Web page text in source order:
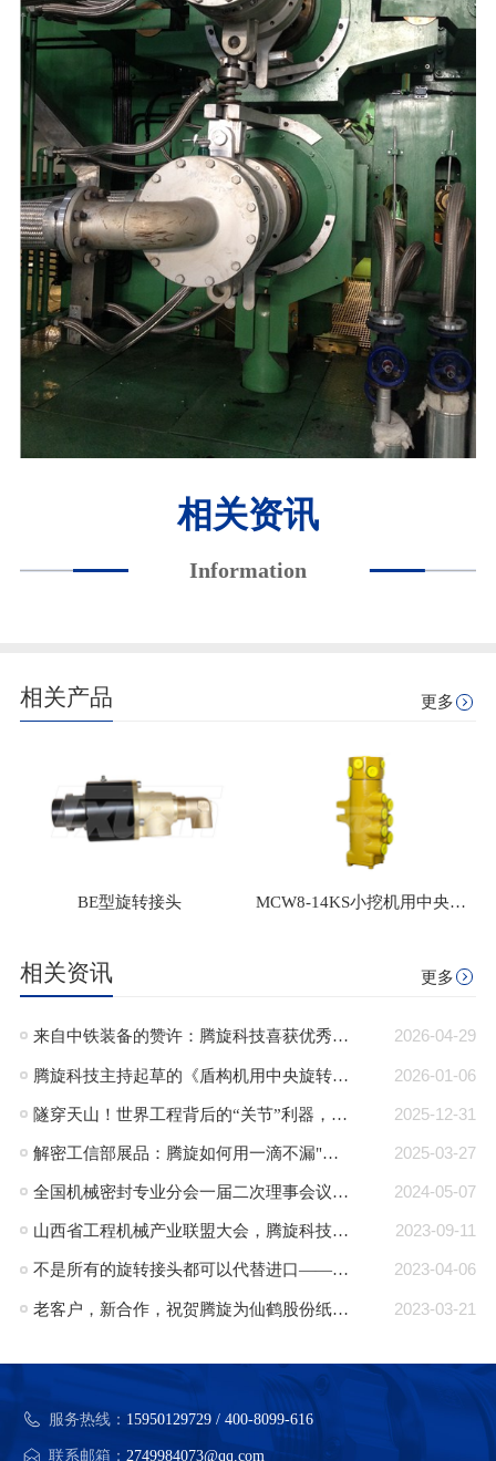
相关资讯
Information
相关产品 更多
BE型旋转接头 MCW8-14KS小挖机用中央回转接头
相关资讯 更多
2026-04-29
来自中铁装备的赞许：腾旋科技喜获优秀供应商奖+质量标杆奖
2026-01-06
腾旋科技主持起草的《盾构机用中央旋转接头》行业标准正式发布
2025-12-31
隧穿天山！世界工程背后的“关节”利器，腾旋回转接头助力TBM挑战极限！
2025-03-27
解密工信部展品：腾旋如何用一滴不漏"技术破局半导体高端装备“卡脖子”难题"
2024-05-07
全国机械密封专业分会一届二次理事会议在郎溪顺利召开
2023-09-11
山西省工程机械产业联盟大会，腾旋科技入选成员单位
2023-04-06
不是所有的旋转接头都可以代替进口——腾旋：可替代进口的旋转接头品牌
2023-03-21
老客户，新合作，祝贺腾旋为仙鹤股份纸机量身定制的蒸汽旋转接头批量交付
服务热线： 15950129729 / 400-8099-616
联系邮箱：2749984073@qq.com